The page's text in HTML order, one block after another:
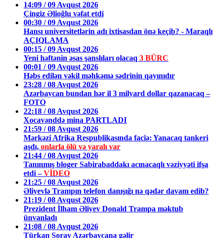
14:09 / 09 Avqust 2026
Çingiz Əlioğlu vəfat etdi
00:30 / 09 Avqust 2026
Hansı universitetlərin adı ixtisasdan önə keçib? - Maraqlı
AÇIQLAMA
00:15 / 09 Avqust 2026
Yeni həftənin əsas şanslıları olacaq 3 BÜRC
00:01 / 09 Avqust 2026
Həbs edilən vəkil məhkəmə sədrinin qayınıdır
23:28 / 08 Avqust 2026
Azərbaycan bundan hər il 3 milyard dollar qazanacaq –
FOTO
22:18 / 08 Avqust 2026
Xocavənddə mina PARTLADI
21:59 / 08 Avqust 2026
Mərkəzi Afrika Respublikasında faciə: Yanacaq tankeri
aşdı, onlarla ölü və yaralı var
21:44 / 08 Avqust 2026
Tanınmış bloger Sabirabaddakı acınacaqlı vəziyyəti ifşa
etdi –VİDEO
21:25 / 08 Avqust 2026
Əliyevlə Trampın telefon danışığı nə qədər davam edib?
21:19 / 08 Avqust 2026
Prezident İlham Əliyev Donald Trampa məktub
ünvanladı
21:08 / 08 Avqust 2026
Türkan Şoray Azərbaycana gəlir